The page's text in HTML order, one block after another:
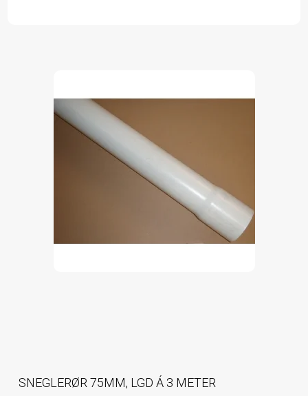
SNEGLERØR 75MM, LGD Á 3 METER